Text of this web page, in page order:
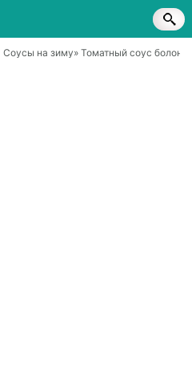
Соусы на зиму» Томатный соус